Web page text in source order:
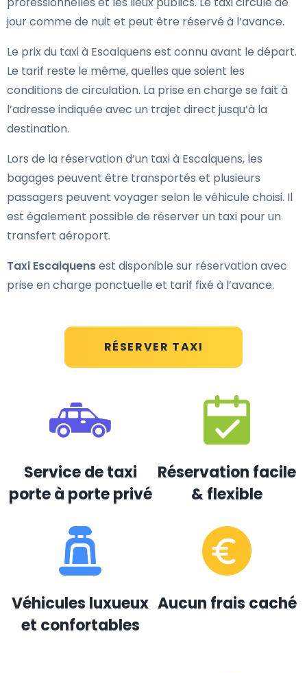
RÉSERVER TAXI
jour comme de nuit et peut être réservé à l’avance.
Le prix du taxi à Escalquens est connu avant le départ.
Le tarif reste le même, quelles que soient les
conditions de circulation. La prise en charge se fait à
l’adresse indiquée avec un trajet direct jusqu’à la
destination.
Lors de la réservation d’un taxi à Escalquens, les
bagages peuvent être transportés et plusieurs
passagers peuvent voyager selon le véhicule choisi. Il
est également possible de réserver un taxi pour un
transfert aéroport.
Taxi Escalquensest disponible sur réservation avec
prise en charge ponctuelle et tarif fixé à l’avance.
Service de taxi
porte à porte privé
Réservation facile
& flexible
Véhicules luxueux
et confortables
Aucun frais caché